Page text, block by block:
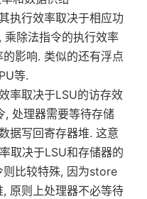
执行效率取决于相应功
乘除法指令的执行效率
影响. 类似的还有浮点
等.
率取决于LSU的访存效
处理器需要等待存储
据写回寄存器堆. 这意
取决于LSU和存储器的
比较特殊, 因为store
原则上处理器不必等待